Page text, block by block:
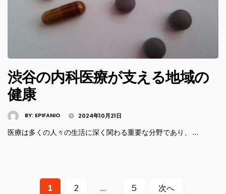
渋谷の内科医療が支える地域の
健康
BY: EPIFANIO 2024年10月21日
医療は多くの人々の生活に深く関わる重要な分野であり、 …
1 2 … 5 次へ